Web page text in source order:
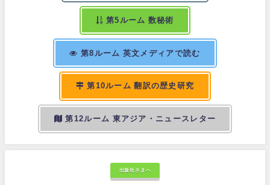
第5ルーム 数秘術
第8ルーム 英文メディアで読む
第10ルーム 翻訳の歴史研究
第12ルーム 東アジア・ニュースレター
出版社さまへ